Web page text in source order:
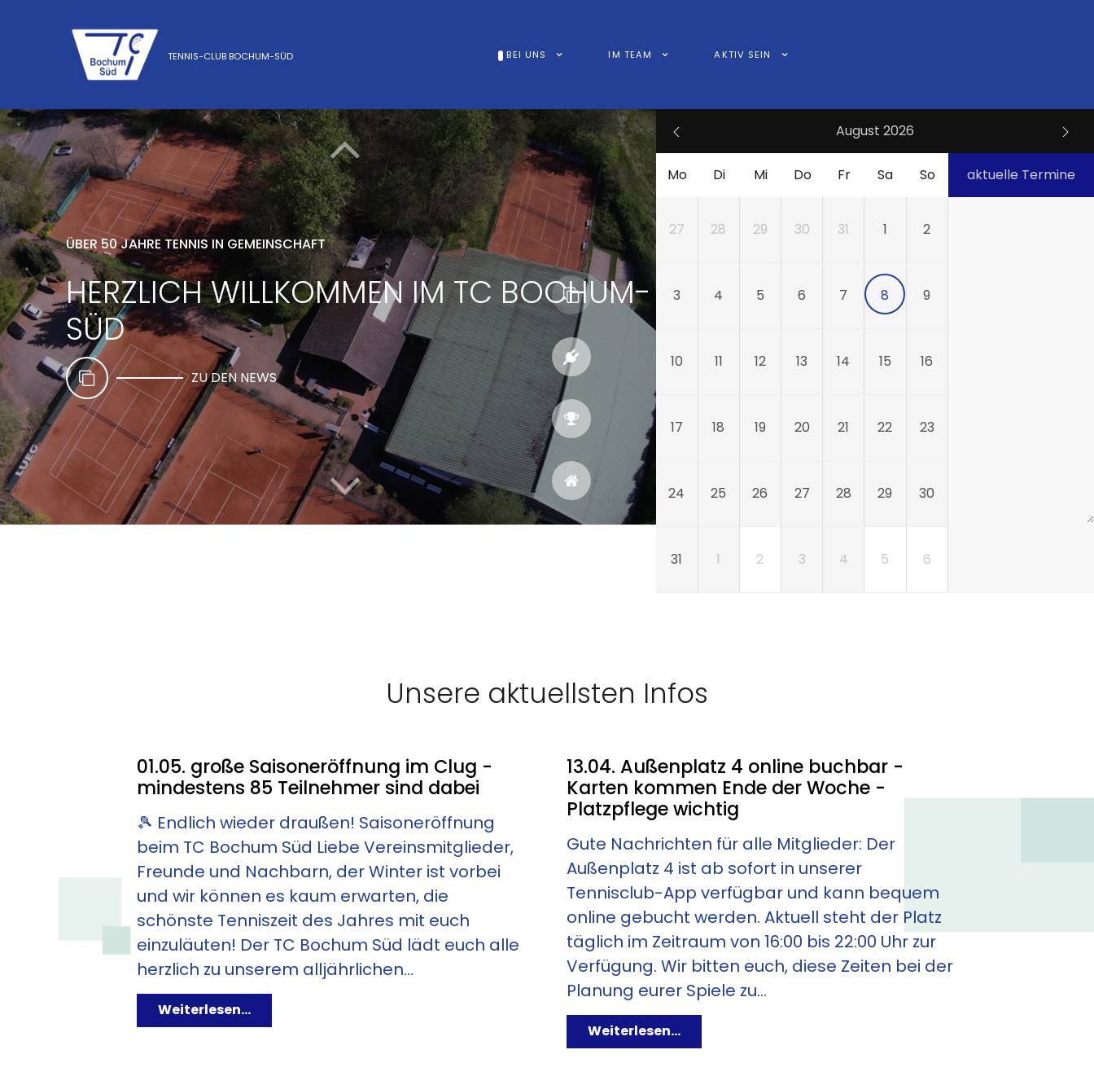
TENNIS-CLUB BOCHUM-SÜD BEI UNS IM TEAM AKTIV SEIN
ÜBER 50 JAHRE TENNIS IN GEMEINSCHAFT
HERZLICH WILLKOMMEN IM TC BOCHUM-
SÜD
ZU DEN NEWS
HALLENPLÄTZE MIT TEPPICH
ZUR ONLINE-HALLENBUCHUNG
August 2026
Mo Di Mi Do Fr Sa So
27 28 29 30 31 1 2
3 4 5 6 7 8 9
10 11 12 13 14 15 16
17 18 19 20 21 22 23
24 25 26 27 28 29 30
31 1 2 3 4 5 6
aktuelle Termine
Unsere aktuellsten Infos
01.05. große Saisoneröffnung im Clug -
mindestens 85 Teilnehmer sind dabei
🎾 Endlich wieder draußen! Saisoneröffnung
beim TC Bochum Süd Liebe Vereinsmitglieder,
Freunde und Nachbarn, der Winter ist vorbei
und wir können es kaum erwarten, die
schönste Tenniszeit des Jahres mit euch
einzuläuten! Der TC Bochum Süd lädt euch alle
herzlich zu unserem alljährlichen...
Weiterlesen...
13.04. Außenplatz 4 online buchbar -
Karten kommen Ende der Woche -
Platzpflege wichtig
Gute Nachrichten für alle Mitglieder: Der
Außenplatz 4 ist ab sofort in unserer
Tennisclub-App verfügbar und kann bequem
online gebucht werden. Aktuell steht der Platz
täglich im Zeitraum von 16:00 bis 22:00 Uhr zur
Verfügung. Wir bitten euch, diese Zeiten bei der
Planung eurer Spiele zu...
Weiterlesen...